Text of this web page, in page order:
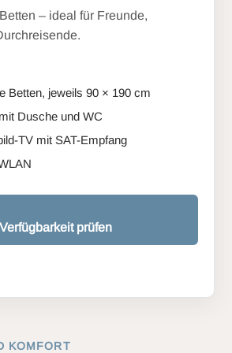
– ideal für Freunde,
Betten, jeweils 90 × 190 cm
Dusche und WC
TV mit SAT-Empfang
Verfügbarkeit prüfen
KOMFORT